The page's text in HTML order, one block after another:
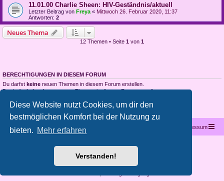
Diese Website nutzt Cookies, um dir den
bestmöglichen Komfort bei der Nutzung zu
bieten. Mehr erfahren
Verstanden!
11.01.00 Charlie Sheen: HIV-Geständnis/aktuell
Letzter Beitrag von Freya « Mittwoch 26. Februar 2020, 11:37
Antworten: 2
Neues Thema
12 Themen • Seite 1 von 1
BERECHTIGUNGEN IN DIESEM FORUM
Du darfst keine neuen Themen in diesem Forum erstellen.
Du darfstkeineAntworten zu Themen in diesem Forum erstellen.
Du darfst deine Beiträge in diesem Forumnicht löschen.
Startseite Portal Impressum
Powered byphpBB® Forum Software © phpBB Limited
phpBB.de